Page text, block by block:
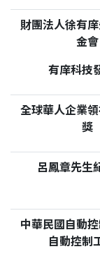
財團法人徐有
金會
有庠科技
全球華人企業
獎
呂鳳章先生
中華民國自動
自動控制